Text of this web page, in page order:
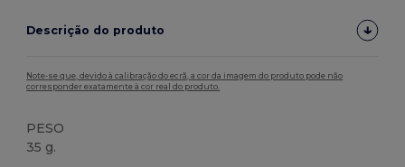
Descrição do produto
Note-se que, devido à calibração do ecrã, a cor da imagem do produto pode não
corresponder exatamente à cor real do produto.
PESO
35 g.